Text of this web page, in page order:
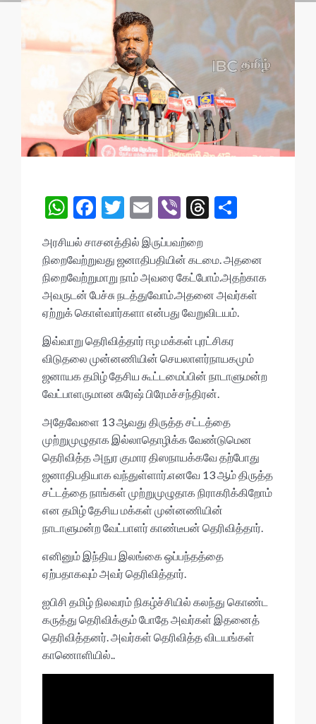
W
at
s
A
p
p
F
e
b
o
o
k
T
itt
er
E
ai
l
Vi
er
T
ea
ds
ar
e
அரசியல் சாசனத்தில் இருப்பவற்றை
நிறைவேற்றுவது ஜனாதிபதியின் கடமை. அதனை
நிறைவேற்றுமாறு நாம் அவரை கேட்போம்.அதற்காக
அவருடன் பேச்சு நடத்துவோம்.அதனை அவர்கள்
ஏற்றுக் கொள்வார்களா என்பது வேறுவிடயம்.
இவ்வாறு தெரிவித்தார் ஈழ மக்கள் புரட்சிகர
விடுதலை முன்னணியின் செயலாளர்நாயகமும்
ஜனாயக தமிழ் தேசிய கூட்டமைப்பின் நாடாளுமன்ற
வேட்பாளருமான சுரேஷ் பிரேமச்சந்திரன்.
அதேவேளை 13 ஆவது திருத்த சட்டத்தை
முற்றுமுழுதாக இல்லாதொழிக்க வேண்டுமென
தெரிவித்த அநுர குமார திஸநாயக்கவே தற்போது
ஜனாதிபதியாக வந்துள்ளார்.எனவே 13 ஆம் திருத்த
சட்டத்தை நாங்கள் முற்றுமுழுதாக நிராகரிக்கிறோம்
என தமிழ் தேசிய மக்கள் முன்னணியின்
நாடாளுமன்ற வேட்பாளர் காண்டீபன் தெரிவித்தார்.
எனினும் இந்திய இலங்கை ஒப்பந்தத்தை
ஏற்பதாகவும் அவர் தெரிவித்தார்.
ஐபிசி தமிழ் நிலவரம் நிகழ்ச்சியில் கலந்து கொண்ட
கருத்து தெரிவிக்கும் போதே அவர்கள் இதனைத்
தெரிவித்தனர். அவர்கள் தெரிவித்த விடயங்கள்
காணொளியில்..